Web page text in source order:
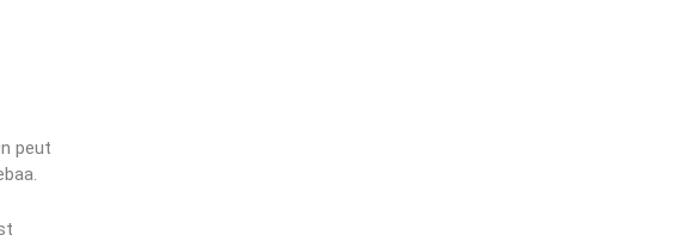
peut